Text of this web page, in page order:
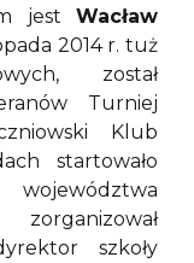
jest Wacław
2014 r. tuż
został
Turniej
Klub
startowało
zorganizował
szkoły